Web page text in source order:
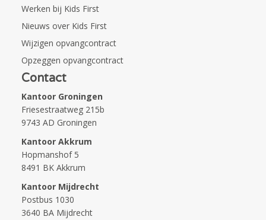
Werken bij Kids First
Nieuws over Kids First
Wijzigen opvangcontract
Opzeggen opvangcontract
Contact
Kantoor Groningen
Friesestraatweg 215b
9743 AD Groningen
Kantoor Akkrum
Hopmanshof 5
8491 BK Akkrum
Kantoor Mijdrecht
Postbus 1030
3640 BA Mijdrecht